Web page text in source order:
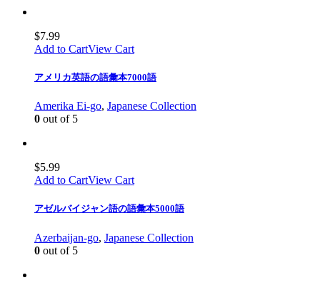
$7.99
Add to CartView Cart
アメリカ英語の語彙本7000語
Amerika Ei-go, Japanese Collection
0 out of 5
$5.99
Add to CartView Cart
アゼルバイジャン語の語彙本5000語
Azerbaijan-go, Japanese Collection
0 out of 5